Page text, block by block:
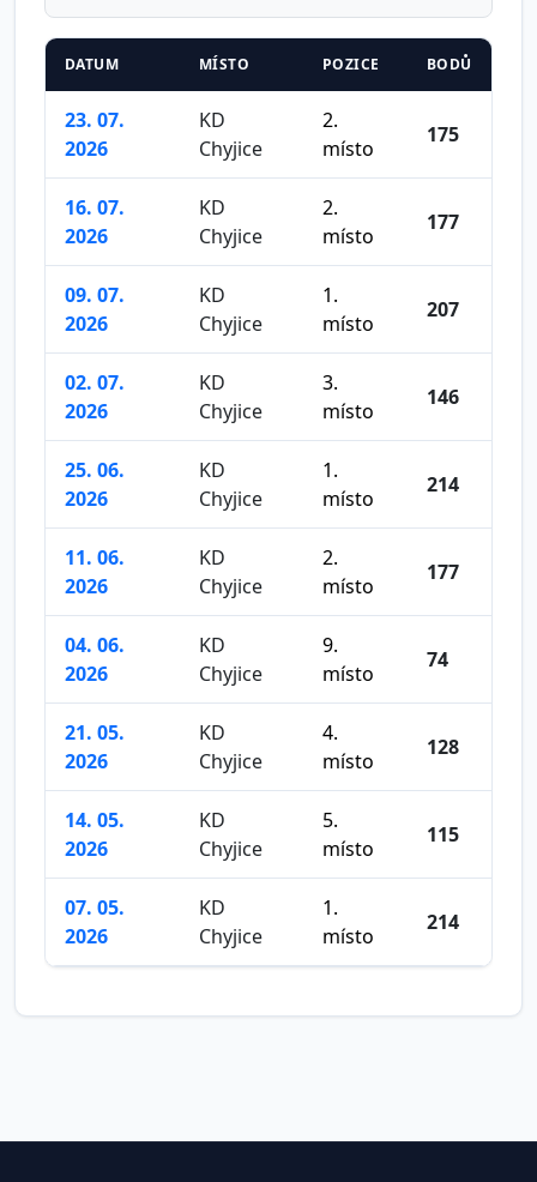
DATUM MÍSTO POZICE BODŮ
23. 07.
2026
KD
Chyjice
2.
místo
175
16. 07.
2026
KD
Chyjice
2.
místo
177
09. 07.
2026
KD
Chyjice
1.
místo
207
02. 07.
2026
KD
Chyjice
3.
místo
146
25. 06.
2026
KD
Chyjice
1.
místo
214
11. 06.
2026
KD
Chyjice
2.
místo
177
04. 06.
2026
KD
Chyjice
9.
místo
74
21. 05.
2026
KD
Chyjice
4.
místo
128
14. 05.
2026
KD
Chyjice
5.
místo
115
07. 05.
2026
KD
Chyjice
1.
místo
214